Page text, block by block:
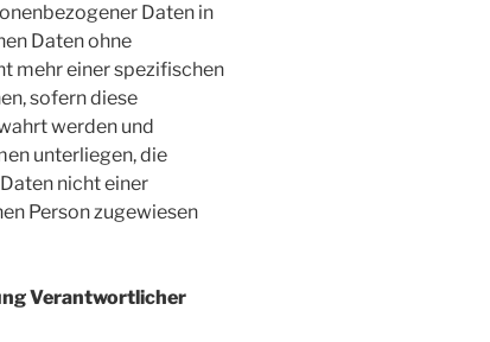
Daten in
Daten ohne
mehr einer spezifischen
sofern diese
werden und
unterliegen, die
nicht einer
Person zugewiesen
Verantwortlicher